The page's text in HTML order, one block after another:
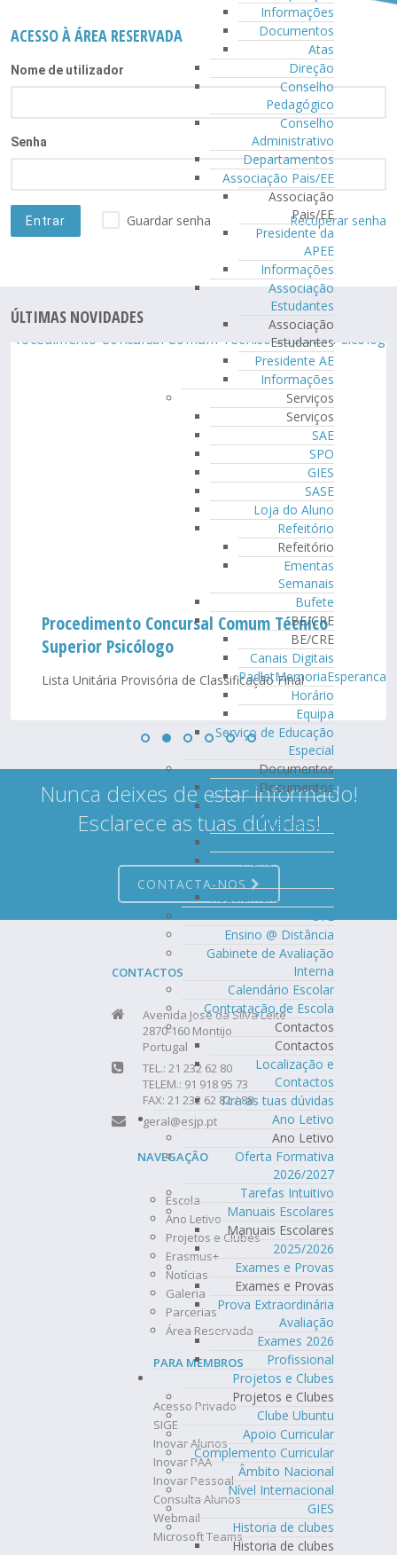
Informações
Documentos
Atas
Direção
Conselho
Pedagógico
Conselho
Administrativo
Departamentos
Associação Pais/EE
Associação
Pais/EE
Presidente da
APEE
Informações
Associação
Estudantes
Associação
Estudantes
Presidente AE
Informações
Serviços
Serviços
SAE
SPO
GIES
SASE
Loja do Aluno
Refeitório
Refeitório
Ementas
Semanais
Bufete
BE/CRE
BE/CRE
Canais Digitais
PadletMemoriaEsperanca
Horário
Equipa
Serviço de Educação
Especial
Documentos
Documentos
Documentos
Orientadores
Plano Transição
Regulamentos/Planos
CTE
Ensino @ Distância
Gabinete de Avaliação
Interna
Calendário Escolar
Contratação de Escola
Contactos
Contactos
Localização e
Contactos
Tira as tuas dúvidas
Ano Letivo
Ano Letivo
Oferta Formativa
2026/2027
Tarefas Intuitivo
Manuais Escolares
Manuais Escolares
2025/2026
Exames e Provas
Exames e Provas
Prova Extraordinária
Avaliação
Exames 2026
Profissional
Projetos e Clubes
Projetos e Clubes
Clube Ubuntu
Apoio Curricular
Complemento Curricular
Âmbito Nacional
Nível Internacional
GIES
Historia de clubes
Historia de clubes
ACESSO À ÁREA RESERVADA
Nome de utilizador
Senha
Guardar senha Recuperar senha
ÚLTIMAS NOVIDADES
Procedimento Concursal Comum Técnico
Superior Psicólogo
Lista Unitária Provisória de Classificação Final
Nunca deixes de estar informado!
Esclarece as tuas dúvidas!
CONTACTA-NOS
CONTACTOS
Avenida José da Silva Leite
2870-160 Montijo
Portugal
TEL.: 21 232 62 80
TELEM.: 91 918 95 73
FAX: 21 232 62 82 / 88
geral@esjp.pt
NAVEGAÇÃO
Escola
Ano Letivo
Projetos e Clubes
Erasmus+
Notícias
Galeria
Parcerias
Área Reservada
PARA MEMBROS
Acesso Privado
SIGE
Inovar Alunos
Inovar PAA
Inovar Pessoal
Consulta Alunos
Webmail
Microsoft Teams